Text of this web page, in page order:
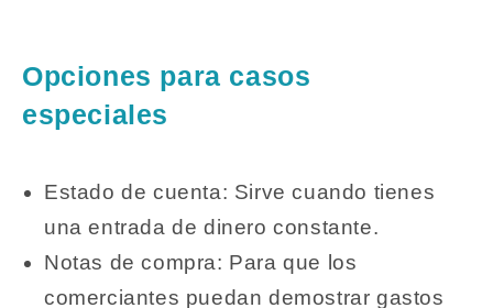
Opciones para casos
especiales
Estado de cuenta: Sirve cuando tienes
una entrada de dinero constante.
Notas de compra: Para que los
comerciantes puedan demostrar gastos